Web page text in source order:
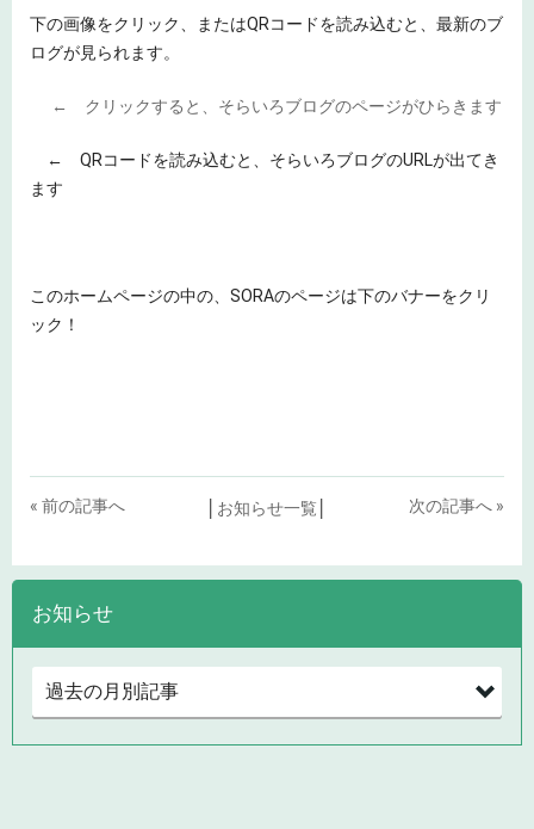
下の画像をクリック、またはQRコードを読み込むと、最新のブ
ログが見られます。
← クリックすると、そらいろブログのページがひらきます
← QRコードを読み込むと、そらいろブログのURLが出てき
ます
このホームページの中の、SORAのページは下のバナーをクリ
ック！
« 前の記事へ お知らせ一覧 次の記事へ »
お知らせ